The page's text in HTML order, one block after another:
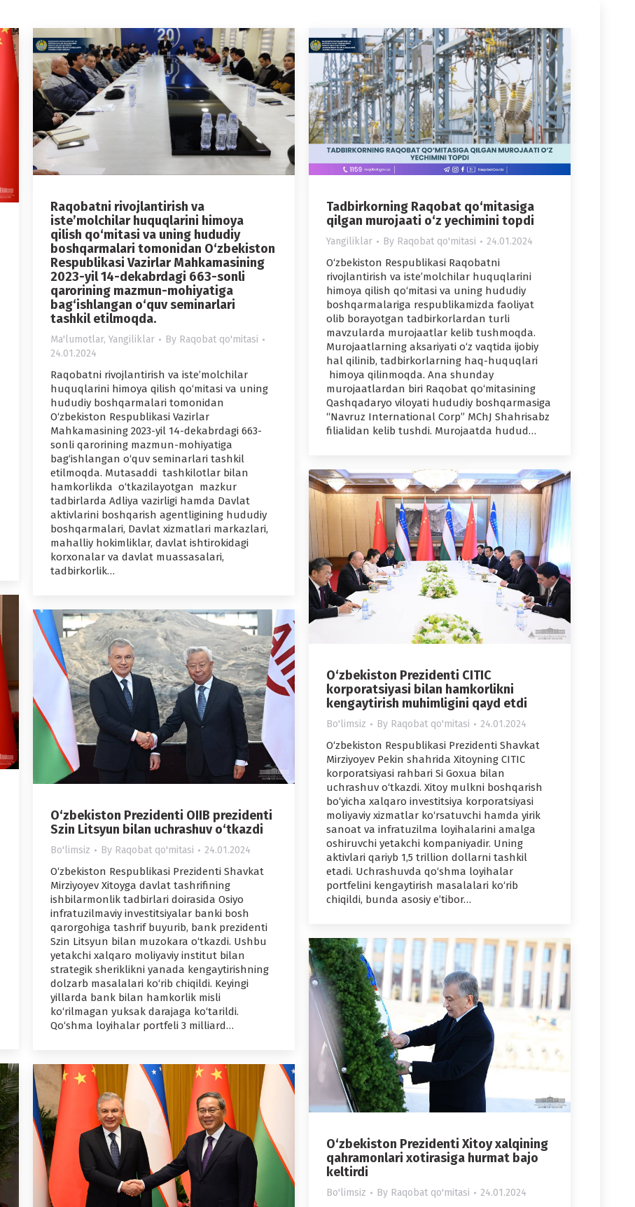
Raqobatni rivojlantirish va
iste’molchilar huquqlarini himoya
qilish qo‘mitasi va uning hududiy
boshqarmalari tomonidan O‘zbekiston
Respublikasi Vazirlar Mahkamasining
2023-yil 14-dekabrdagi 663-sonli
qarorining mazmun-mohiyatiga
bag‘ishlangan o‘quv seminarlari
tashkil etilmoqda.
Ma'lumotlar, Yangiliklar By Raqobat qo'mitasi
24.01.2024
Raqobatni rivojlantirish va iste’molchilar
huquqlarini himoya qilish qo‘mitasi va uning
hududiy boshqarmalari tomonidan
O‘zbekiston Respublikasi Vazirlar
Mahkamasining 2023-yil 14-dekabrdagi 663-
sonli qarorining mazmun-mohiyatiga
bag‘ishlangan o‘quv seminarlari tashkil
etilmoqda. Mutasaddi tashkilotlar bilan
hamkorlikda o‘tkazilayotgan mazkur
tadbirlarda Adliya vazirligi hamda Davlat
aktivlarini boshqarish agentligining hududiy
boshqarmalari, Davlat xizmatlari markazlari,
mahalliy hokimliklar, davlat ishtirokidagi
korxonalar va davlat muassasalari,
tadbirkorlik…
Tadbirkorning Raqobat qo‘mitasiga
qilgan murojaati o‘z yechimini topdi
Yangiliklar By Raqobat qo'mitasi 24.01.2024
O‘zbekiston Respublikasi Raqobatni
rivojlantirish va iste’molchilar huquqlarini
himoya qilish qo‘mitasi va uning hududiy
boshqarmalariga respublikamizda faoliyat
olib borayotgan tadbirkorlardan turli
mavzularda murojaatlar kelib tushmoqda.
Murojaatlarning aksariyati o‘z vaqtida ijobiy
hal qilinib, tadbirkorlarning haq-huquqlari
himoya qilinmoqda. Ana shunday
murojaatlardan biri Raqobat qo‘mitasining
Qashqadaryo viloyati hududiy boshqarmasiga
“Navruz International Corp” MChJ Shahrisabz
filialidan kelib tushdi. Murojaatda hudud…
O‘zbekiston Prezidenti CITIC
korporatsiyasi bilan hamkorlikni
kengaytirish muhimligini qayd etdi
Bo'limsiz By Raqobat qo'mitasi 24.01.2024
O‘zbekiston Respublikasi Prezidenti Shavkat
Mirziyoyev Pekin shahrida Xitoyning CITIC
korporatsiyasi rahbari Si Goxua bilan
uchrashuv o‘tkazdi. Xitoy mulkni boshqarish
bo‘yicha xalqaro investitsiya korporatsiyasi
moliyaviy xizmatlar ko‘rsatuvchi hamda yirik
sanoat va infratuzilma loyihalarini amalga
oshiruvchi yetakchi kompaniyadir. Uning
aktivlari qariyb 1,5 trillion dollarni tashkil
etadi. Uchrashuvda qo‘shma loyihalar
portfelini kengaytirish masalalari ko‘rib
chiqildi, bunda asosiy e’tibor…
O‘zbekiston Prezidenti OIIB prezidenti
Szin Litsyun bilan uchrashuv o‘tkazdi
Bo'limsiz By Raqobat qo'mitasi 24.01.2024
O‘zbekiston Respublikasi Prezidenti Shavkat
Mirziyoyev Xitoyga davlat tashrifining
ishbilarmonlik tadbirlari doirasida Osiyo
infratuzilmaviy investitsiyalar banki bosh
qarorgohiga tashrif buyurib, bank prezidenti
Szin Litsyun bilan muzokara o‘tkazdi. Ushbu
yetakchi xalqaro moliyaviy institut bilan
strategik sheriklikni yanada kengaytirishning
dolzarb masalalari ko‘rib chiqildi. Keyingi
yillarda bank bilan hamkorlik misli
ko‘rilmagan yuksak darajaga ko‘tarildi.
Qo‘shma loyihalar portfeli 3 milliard…
O‘zbekiston Prezidenti Xitoy xalqining
qahramonlari xotirasiga hurmat bajo
keltirdi
Bo'limsiz By Raqobat qo'mitasi 24.01.2024